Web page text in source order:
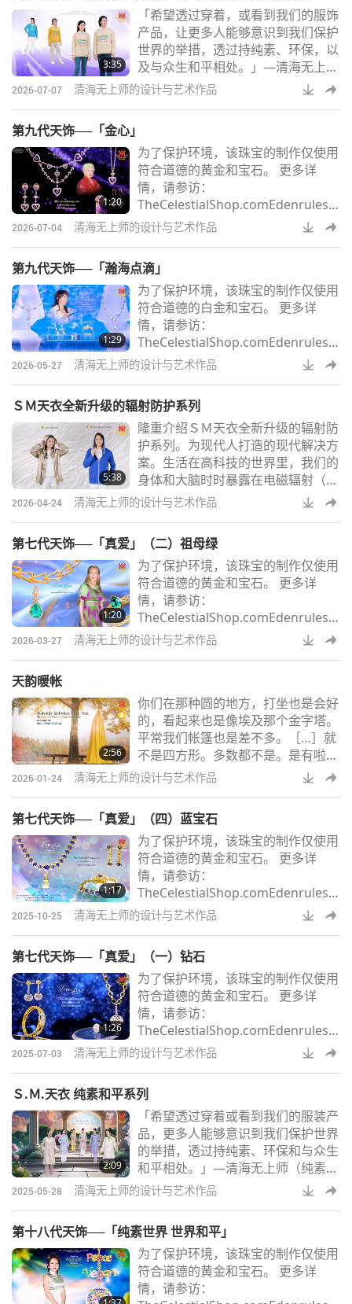
3:35
「希望透过穿着，或看到我们的服饰
产品，让更多人能够意识到我们保护
世界的举措，透过持纯素、环保，以
及与众生和平相处。」—清海无上师
（纯素者）Ｓ.Ｍ.天衣：持纯素，保
持和平，拥有天堂的恩赐系列这些顶
识与美学—如一抹温柔的存在，融入
四季更迭的韵律中。请为自己披上优
雅飘逸的华服，戴上时尚帽款。让它
们成为您的良伴，坚定地走在爱的道
路上。无论是职场
2026-07-07 清海无上师的设计与艺术作品
第九代天饰──「金心」
1:20
为了保护环境，该珠宝的制作仅使用
符合道德的黄金和宝石。 更多详
情，请参访：
TheCelestialShop.comEdenrules.c
omSMCHBooks.com
2026-07-04 清海无上师的设计与艺术作品
第九代天饰──「瀚海点滴」
1:29
为了保护环境，该珠宝的制作仅使用
符合道德的白金和宝石。 更多详
情，请参访：
TheCelestialShop.comEdenrules.c
omSMCHBooks.com
2026-05-27 清海无上师的设计与艺术作品
ＳＭ天衣全新升级的辐射防护系列
5:38
隆重介绍ＳＭ天衣全新升级的辐射防
护系列。为现代人打造的现代解决方
案。生活在高科技的世界里，我们的
身体和大脑时时暴露在电磁辐射（Ｅ
ＭＦ）中。从手机、充电器、ＷｉＦ
ｉ路由器、蓝牙、电脑萤幕、笔记型
线和各种家用电器，我们每天，甚至
睡眠中都暴露在相当惊人的电磁辐射
下。电磁辐射可能导致头痛、学习能
力下降、认知障碍、疲劳、记忆力衰
退、生育能力降低或受损、细胞和Ｄ
ＮＡ损伤、心血管
2026-04-24 清海无上师的设计与艺术作品
第七代天饰──「真爱」（二）祖母绿
1:20
为了保护环境，该珠宝的制作仅使用
符合道德的黄金和宝石。 更多详
情，请参访：
TheCelestialShop.comEdenrules.c
omSMCHBooks.com
2026-03-27 清海无上师的设计与艺术作品
天韵暖帐
2:56
你们在那种圆的地方，打坐也是会好
的，看起来也是像埃及那个金字塔。
平常我们帐篷也是差不多。［…］就
不是四方形。多数都不是。是有啦，
不过它也是圆圆的，有没有？圆圆
的，然后也不是说真的，是这样四四
舒服！当您需要打坐、放松，或只是
想停下来往内探索时，天韵暖帐将为
您提供宁静私密的休憩空间。完美适
用于室内外环境，轻松融入您的生活
方式，将任何空间转化为宁静的天
堂。贴心设计天韵暖帐
2026-01-24 清海无上师的设计与艺术作品
第七代天饰──「真爱」（四）蓝宝石
1:17
为了保护环境，该珠宝的制作仅使用
符合道德的黄金和宝石。 更多详
情，请参访：
TheCelestialShop.comEdenrules.c
omSMCHBooks.com
2025-10-25 清海无上师的设计与艺术作品
第七代天饰──「真爱」（一）钻石
1:26
为了保护环境，该珠宝的制作仅使用
符合道德的黄金和宝石。 更多详
情，请参访：
TheCelestialShop.comEdenrules.c
omSMCHBooks.com
2025-07-03 清海无上师的设计与艺术作品
Ｓ.Ｍ.天衣 纯素和平系列
2:09
「希望透过穿着或看到我们的服装产
品，更多人能够意识到我们保护世界
的举措，透过持纯素、环保和与众生
和平相处。」—清海无上师（纯素
者）Ｓ.Ｍ.天衣由清海无上师（纯素
者）设计，可选购自
2025-05-28 清海无上师的设计与艺术作品
第十八代天饰──「纯素世界 世界和平」
为了保护环境，该珠宝的制作仅使用
符合道德的黄金和宝石。 更多详
情，请参访：